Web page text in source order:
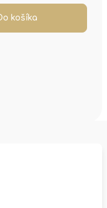
košíka